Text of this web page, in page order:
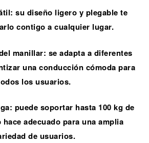
su diseño ligero y plegable te
contigo a cualquier lugar.
manillar: se adapta a diferentes
una conducción cómoda para
los usuarios.
puede soportar hasta 100 kg de
adecuado para una amplia
de usuarios.